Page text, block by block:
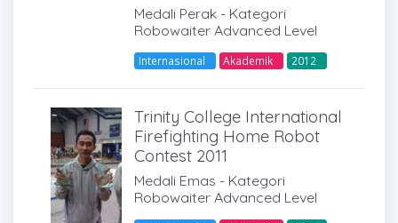
Medali Perak - Kategori
Robowaiter Advanced Level
Internasional Akademik 2012
Trinity College International
Firefighting Home Robot
Contest 2011
Medali Emas - Kategori
Robowaiter Advanced Level